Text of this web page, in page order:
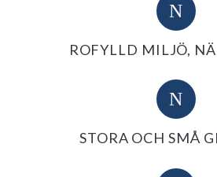
N
N
ROFYLLD MILJÖ,
N
N
STORA OCH SMÅ